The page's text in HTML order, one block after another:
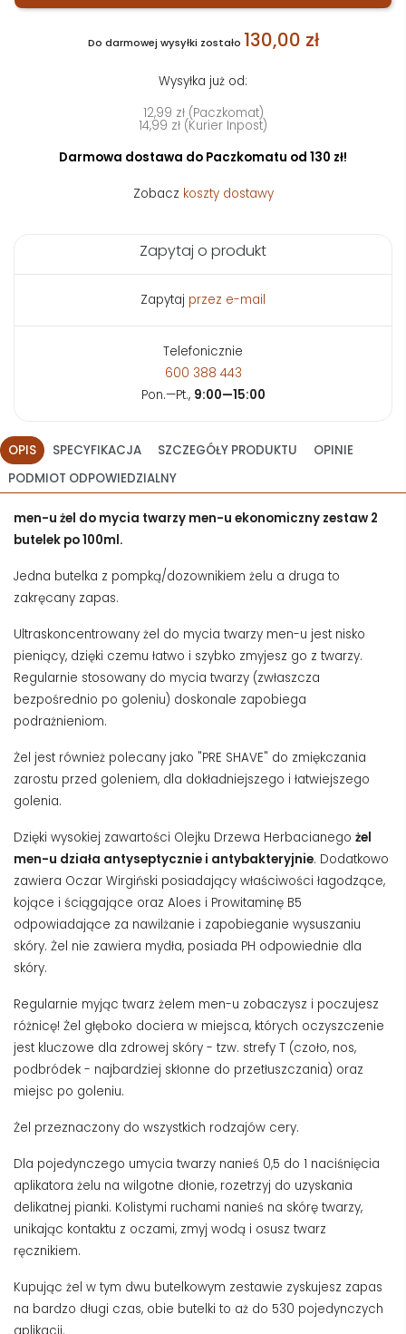
Do darmowej wysyłki zostało 130,00 zł
Wysyłka już od:
12,99 zł (Paczkomat)
14,99 zł (Kurier Inpost)
Darmowa dostawa do Paczkomatu od 130 zł!
Zobacz koszty dostawy
Zapytaj o produkt
Zapytaj przez e-mail
Telefonicznie
600 388 443
Pon.—Pt., 9:00—15:00
OPIS SPECYFIKACJA SZCZEGÓŁY PRODUKTU
OPINIE
PODMIOT ODPOWIEDZIALNY
men-u żel do mycia twarzy men-u ekonomiczny zestaw 2
butelek po 100ml.
Jedna butelka z pompką/dozownikiem żelu a druga to
zakręcany zapas.
Ultraskoncentrowany żel do mycia twarzy men-u jest nisko
pieniący, dzięki czemu łatwo i szybko zmyjesz go z twarzy.
Regularnie stosowany do mycia twarzy (zwłaszcza
bezpośrednio po goleniu) doskonale zapobiega
podrażnieniom.
Żel jest również polecany jako "PRE SHAVE" do zmiękczania
zarostu przed goleniem, dla dokładniejszego i łatwiejszego
golenia.
Dzięki wysokiej zawartości Olejku Drzewa Herbacianego żel
men-u działa antyseptycznie i antybakteryjnie. Dodatkowo
zawiera Oczar Wirgiński posiadający właściwości łagodzące,
kojące i ściągające oraz Aloes i Prowitaminę B5
odpowiadające za nawilżanie i zapobieganie wysuszaniu
skóry. Żel nie zawiera mydła, posiada PH odpowiednie dla
skóry.
Regularnie myjąc twarz żelem men-u zobaczysz i poczujesz
różnicę! Żel głęboko dociera w miejsca, których oczyszczenie
jest kluczowe dla zdrowej skóry - tzw. strefy T (czoło, nos,
podbródek - najbardziej skłonne do przetłuszczania) oraz
miejsc po goleniu.
Żel przeznaczony do wszystkich rodzajów cery.
Dla pojedynczego umycia twarzy nanieś 0,5 do 1 naciśnięcia
aplikatora żelu na wilgotne dłonie, rozetrzyj do uzyskania
delikatnej pianki. Kolistymi ruchami nanieś na skórę twarzy,
unikając kontaktu z oczami, zmyj wodą i osusz twarz
ręcznikiem.
Kupując żel w tym dwu butelkowym zestawie zyskujesz zapas
na bardzo długi czas, obie butelki to aż do 530 pojedynczych